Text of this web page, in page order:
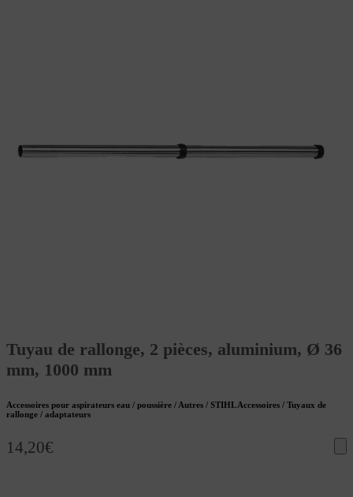
Tuyau de rallonge, 2 pièces, aluminium, Ø 36
mm, 1000 mm
Accessoires pour aspirateurs eau / poussière / Autres / STIHL Accessoires / Tuyaux de
rallonge / adaptateurs
14,20€